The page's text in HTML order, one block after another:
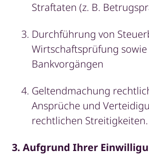
Straftaten (z. B.
Durchführung von
Wirtschaftsprüfung sowie
Bankvorgängen
Geltendmachung
Ansprüche und
rechtlichen Streitigkeiten.
3. Aufgrund Ihrer